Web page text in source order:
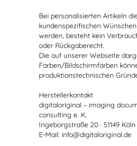
Bei personalisierten Artikeln
kundenspezifischen
werden, besteht kein
oder Rückgaberecht.
Die auf unserer Webseite
Farben/Bildschirmfarben
produktionstechnischen
Herstellerkontakt
digitaloriginal – imaging
consulting e. K.
Ingeborgstraße 20 · 51149 Köln
E-Mail: info@digitaloriginal.de